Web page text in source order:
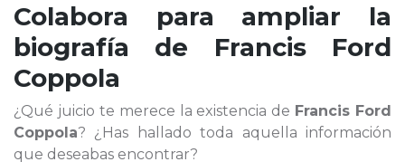
Colabora para ampliar la
biografía de Francis Ford
Coppola
¿Qué juicio te merece la existencia de Francis Ford
Coppola? ¿Has hallado toda aquella información
que deseabas encontrar?